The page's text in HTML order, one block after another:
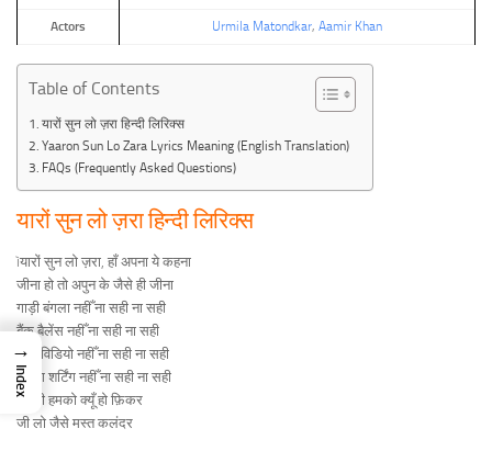
Actors Urmila Matondkar, Aamir Khan
Table of Contents
यारों सुन लो ज़रा हिन्दी लिरिक्स
Yaaron Sun Lo Zara Lyrics Meaning (English Translation)
FAQs (Frequently Asked Questions)
यारों सुन लो ज़रा हिन्दी लिरिक्स
ìयारों सुन लो ज़रा, हाँ अपना ये कहना
जीना हो तो अपुन के जैसे ही जीना
गाड़ी बंगला नहीँ ना सही ना सही
बैंक बैलेंस नहीँ ना सही ना सही
टीवी विडियो नहीँ ना सही ना सही
सूटिंग शर्टिंग नहीँ ना सही ना सही
इनकी हमको क्यूँ हो फ़िकर
जी लो जैसे मस्त कलंदर
→
Index